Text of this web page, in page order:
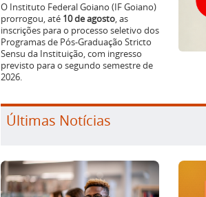
O Instituto Federal Goiano (IF Goiano)
prorrogou, até 10 de agosto, as
inscrições para o processo seletivo dos
Programas de Pós-Graduação Stricto
Sensu da Instituição, com ingresso
previsto para o segundo semestre de
2026.
Últimas Notícias